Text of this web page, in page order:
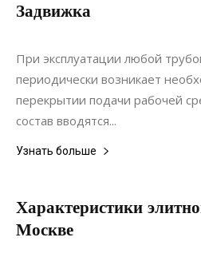
Задвижка
16.02.2020
При эксплуатации любой
периодически возникает
перекрытии подачи рабочей
состав вводятся...
Узнать больше
Характеристики
Москве
09.02.2020